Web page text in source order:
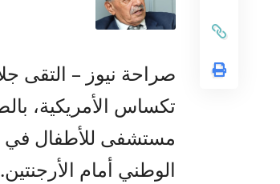
صراحة نيوز – التقى
تكساس الأمريكية،
مستشفى للأطفال في
الوطني أمام الأرجنتين.